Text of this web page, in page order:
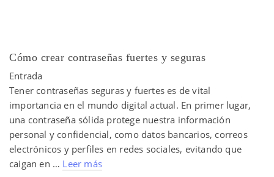
Cómo crear contraseñas fuertes y seguras
Entrada
Tener contraseñas seguras y fuertes es de vital
importancia en el mundo digital actual. En primer lugar,
una contraseña sólida protege nuestra información
personal y confidencial, como datos bancarios, correos
electrónicos y perfiles en redes sociales, evitando que
caigan en … Leer más